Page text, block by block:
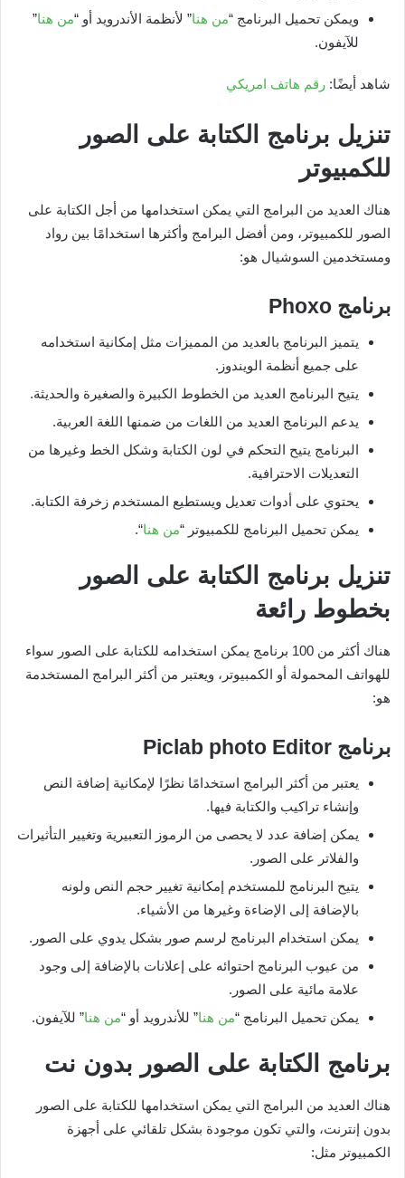
ويمكن تحميل البرنامج “من هنا” لأنظمة الأندرويد أو “من هنا”
للآيفون.
شاهد أيضًا: رقم هاتف امريكي
تنزيل برنامج الكتابة على الصور
للكمبيوتر
هناك العديد من البرامج التي يمكن استخدامها من أجل الكتابة على
الصور للكمبيوتر، ومن أفضل البرامج وأكثرها استخدامًا بين رواد
ومستخدمين السوشيال هو:
برنامج Phoxo
يتميز البرنامج بالعديد من المميزات مثل إمكانية استخدامه
على جميع أنظمة الويندوز.
يتيح البرنامج العديد من الخطوط الكبيرة والصغيرة والحديثة.
يدعم البرنامج العديد من اللغات من ضمنها اللغة العربية.
البرنامج يتيح التحكم في لون الكتابة وشكل الخط وغيرها من
التعديلات الاحترافية.
يحتوي على أدوات تعديل ويستطيع المستخدم زخرفة الكتابة.
يمكن تحميل البرنامج للكمبيوتر “من هنا“.
تنزيل برنامج الكتابة على الصور
بخطوط رائعة
هناك أكثر من 100 برنامج يمكن استخدامه للكتابة على الصور سواء
للهواتف المحمولة أو الكمبيوتر، ويعتبر من أكثر البرامج المستخدمة
هو:
برنامج Piclab photo Editor
يعتبر من أكثر البرامج استخدامًا نظرًا لإمكانية إضافة النص
وإنشاء تراكيب والكتابة فيها.
يمكن إضافة عدد لا يحصى من الرموز التعبيرية وتغيير التأثيرات
والفلاتر على الصور.
يتيح البرنامج للمستخدم إمكانية تغيير حجم النص ولونه
بالإضافة إلى الإضاءة وغيرها من الأشياء.
يمكن استخدام البرنامج لرسم صور بشكل يدوي على الصور.
من عيوب البرنامج احتوائه على إعلانات بالإضافة إلى وجود
علامة مائية على الصور.
يمكن تحميل البرنامج “من هنا” للأندرويد أو “من هنا” للآيفون.
برنامج الكتابة على الصور بدون نت
هناك العديد من البرامج التي يمكن استخدامها للكتابة على الصور
بدون إنترنت، والتي تكون موجودة بشكل تلقائي على أجهزة
الكمبيوتر مثل: